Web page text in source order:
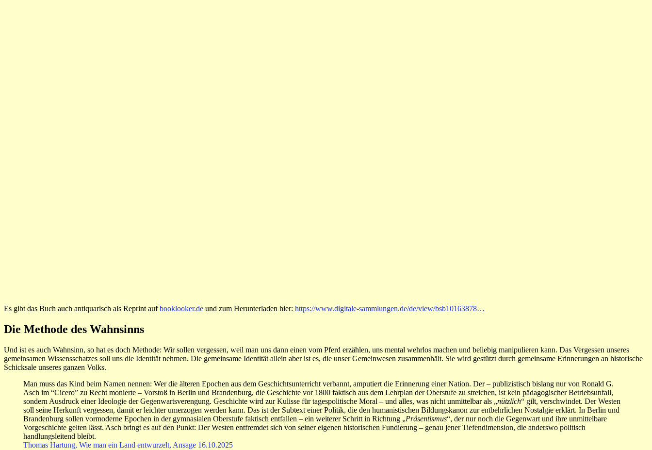
Es gibt das Buch auch antiquarisch als Reprint aufbooklooker.de und zum Herunterladen hier: https://www.digitale-sammlungen.de/de/view/bsb10163878…
Die Methode des Wahnsinns
Und ist es auch Wahnsinn, so hat es doch Methode: Wir sollen vergessen, weil man uns dann einen vom Pferd erzählen, uns mental wehrlos machen und beliebig manipulieren kann. Das Vergessen unseres
gemeinsamen Wissensschatzes soll uns die Identität nehmen. Die gemeinsame Identität allein aber ist es, die unser Gemeinwesen zusammenhält. Sie wird gestützt durch gemeinsame Erinnerungen an historische
Schicksale unseres ganzen Volks.
Man muss das Kind beim Namen nennen: Wer die älteren Epochen aus dem Geschichtsunterricht verbannt, amputiert die Erinnerung einer Nation. Der – publizistisch bislang nur von Ronald G.
Asch im “Cicero” zu Recht monierte – Vorstoß in Berlin und Brandenburg, die Geschichte vor 1800 faktisch aus dem Lehrplan der Oberstufe zu streichen, ist kein pädagogischer Betriebsunfall,
sondern Ausdruck einer Ideologie der Gegenwartsverengung. Geschichte wird zur Kulisse für tagespolitische Moral – und alles, was nicht unmittelbar als „nützlich“ gilt, verschwindet. Der Westen
soll seine Herkunft vergessen, damit er leichter umerzogen werden kann. Das ist der Subtext einer Politik, die den humanistischen Bildungskanon zur entbehrlichen Nostalgie erklärt. In Berlin und
Brandenburg sollen vormoderne Epochen in der gymnasialen Oberstufe faktisch entfallen – ein weiterer Schritt in Richtung „Präsentismus“, der nur noch die Gegenwart und ihre unmittelbare
Vorgeschichte gelten lässt. Asch bringt es auf den Punkt: Der Westen entfremdet sich von seiner eigenen historischen Fundierung – genau jener Tiefendimension, die anderswo politisch
handlungsleitend bleibt.
Thomas Hartung, Wie man ein Land entwurzelt, Ansage 16.10.2025